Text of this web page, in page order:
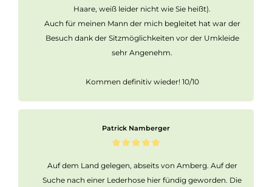
Haare, weiß leider nicht wie Sie heißt).
Auch für meinen Mann der mich begleitet hat war der
Besuch dank der Sitzmöglichkeiten vor der Umkleide
sehr Angenehm.
Kommen definitiv wieder! 10/10
Patrick Namberger
Auf dem Land gelegen, abseits von Amberg. Auf der
Suche nach einer Lederhose hier fündig geworden. Die